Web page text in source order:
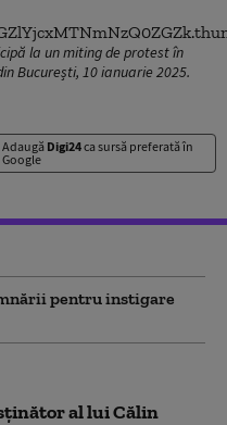
la un miting de protest în
București, 10 ianuarie 2025.
Adaugă Digi24ca sursă preferată în
Google
pentru instigare
al lui Călin